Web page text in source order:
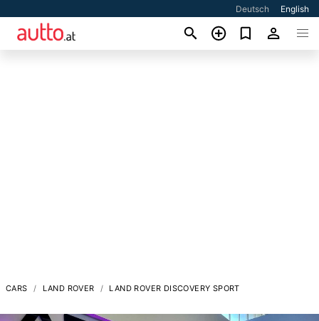
Deutsch English
CARS LAND ROVER LAND ROVER DISCOVERY SPORT